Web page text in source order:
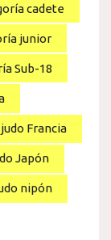
cadete
junior
Sub-18
judo Francia
Japón
nipón